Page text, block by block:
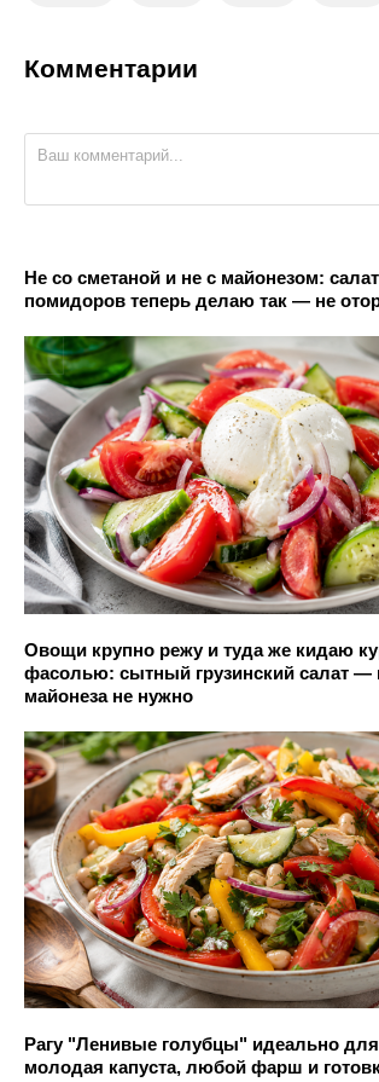
Комментарии
Не со сметаной и не с майонезом:
помидоров теперь делаю так — не
Овощи крупно режу и туда же кидаю
фасолью: сытный грузинский салат —
майонеза не нужно
Рагу "Ленивые голубцы" идеально
молодая капуста, любой фарш и